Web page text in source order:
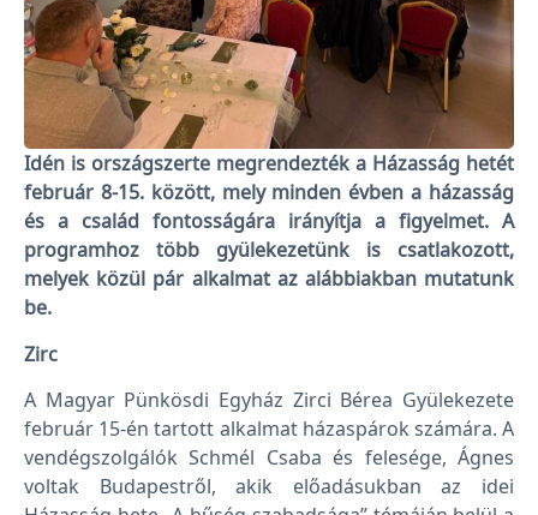
Idén is országszerte megrendezték a Házasság hetét
február 8-15. között, mely minden évben a házasság
és a család fontosságára irányítja a figyelmet. A
programhoz több gyülekezetünk is csatlakozott,
melyek közül pár alkalmat az alábbiakban mutatunk
be.
Zirc
A Magyar Pünkösdi Egyház Zirci Bérea Gyülekezete
február 15-én tartott alkalmat házaspárok számára. A
vendégszolgálók Schmél Csaba és felesége, Ágnes
voltak Budapestről, akik előadásukban az idei